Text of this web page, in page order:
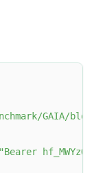
GAIA/
"Bearer